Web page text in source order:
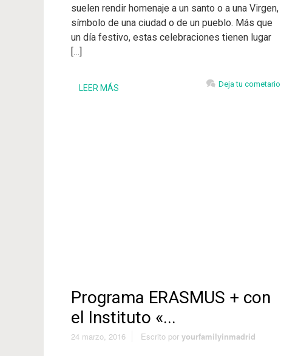
suelen rendir homenaje a un santo o a una Virgen,
símbolo de una ciudad o de un pueblo. Más que
un día festivo, estas celebraciones tienen lugar
[…]
LEER MÁS Deja tu cometario
Programa ERASMUS + con
el Instituto «...
24 marzo, 2016 Escrito por yourfamilyinmadrid